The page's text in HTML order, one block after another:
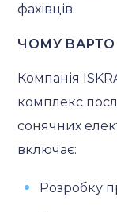
фахівців.
ЧОМУ ВАРТО
Компанія
комплекс
сонячних
включає:
Розробку